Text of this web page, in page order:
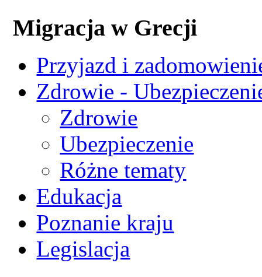
Migracja w Grecji
Przyjazd i
Zdrowie -
Zdrowie
Ubezpieczenie
Różne tematy
Edukacja
Poznanie kraju
Legislacja